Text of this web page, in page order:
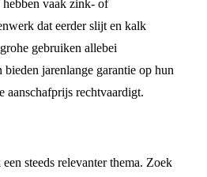
hebben vaak zink- of
dat eerder slijt en kalk
gebruiken allebei
jarenlange garantie op hun
aanschafprijs rechtvaardigt.
steeds relevanter thema. Zoek